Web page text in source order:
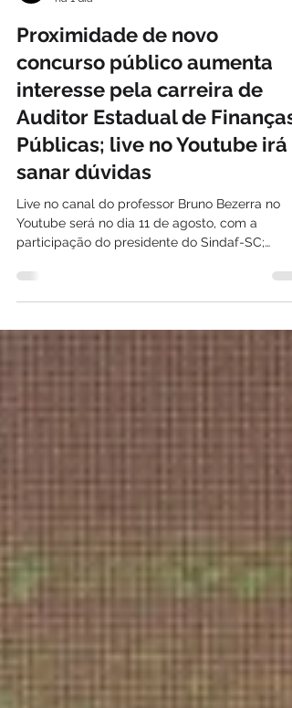
Davi Paes e Lima
Proximidade de novo
concurso público aumenta
interesse pela carreira de
Auditor Estadual de Finanças
Públicas; live no Youtube irá
sanar dúvidas
Live no canal do professor Bruno Bezerra no
Youtube será no dia 11 de agosto, com a
iniciativa apresentará atribuições, áreas de
estratégicas para a gestão das finanças